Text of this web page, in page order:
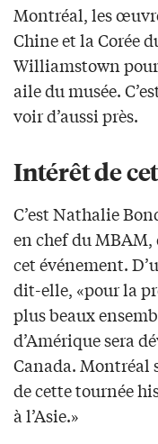
Montréal, les
Chine et la Corée
Williamstown
aile du musée.
voir d’aussi près.
Intérêt de
C’est Nathalie
en chef du
cet événement.
dit-elle, «pour la
plus beaux
d’Amérique sera
Canada. Montréal
de cette tournée
à l’Asie.»